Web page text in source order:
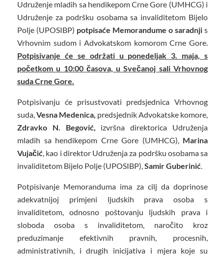
Udruženje mladih sa hendikepom Crne Gore (UMHCG) i
Udruženje za podršku osobama sa invaliditetom Bijelo
Polje (UPOSIBP) potpisaće Memorandume o saradnji s
Vrhovnim sudom i Advokatskom komorom Crne Gore.
Potpisivanje će se održati u ponedeljak 3. maja, s
početkom u 10:00 časova, u Svečanoj sali Vrhovnog
suda Crne Gore.
Potpisivanju će prisustvovati predsjednica Vrhovnog
suda,Vesna Medenica, predsjednik Advokatske komore,
Zdravko N. Begović, izvršna direktorica Udruženja
mladih sa hendikepom Crne Gore (UMHCG), Marina
Vujačić, kao i direktor Udruženja za podršku osobama sa
invaliditetom Bijelo Polje (UPOSIBP),Samir Guberinić.
Potpisivanje Memoranduma ima za cilj da doprinose
adekvatnijoj primjeni ljudskih prava osoba s
invaliditetom, odnosno poštovanju ljudskih prava i
sloboda osoba s invaliditetom, naročito kroz
preduzimanje efektivnih pravnih, procesnih,
administrativnih, i drugih inicijativa i mjera koje su